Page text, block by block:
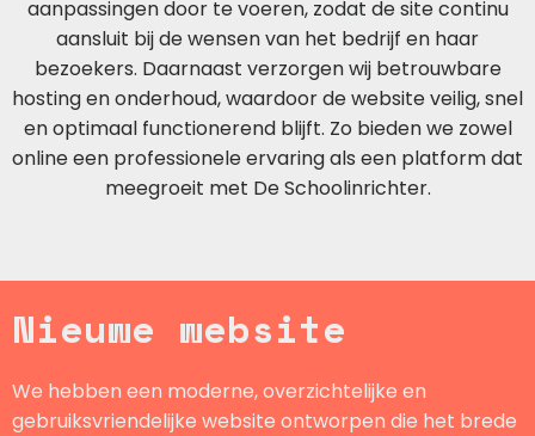
aanpassingen door te voeren, zodat de site continu
aansluit bij de wensen van het bedrijf en haar
bezoekers. Daarnaast verzorgen wij betrouwbare
hosting en onderhoud, waardoor de website veilig, snel
en optimaal functionerend blijft. Zo bieden we zowel
online een professionele ervaring als een platform dat
meegroeit met De Schoolinrichter.
Nieuwe website
We hebben een moderne, overzichtelijke en
gebruiksvriendelijke website ontworpen die het brede